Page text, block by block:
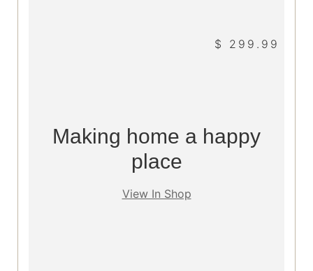
$ 299.99
Making home a happy
place
View In Shop